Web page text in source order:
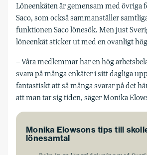
Löneenkäten är gemensam med övriga
Saco, som också sammanställer
funktionen Saco lönesök. Men just
löneenkät sticker ut med en ovanligt
– Våra medlemmar har en hög
svara på många enkäter i sitt dagliga
fantastiskt att så många svarar på det
att man tar sig tiden, säger Monika
Monika Elowsons tips till
lönesamtal